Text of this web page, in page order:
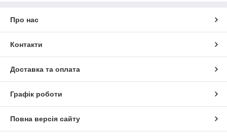
Про нас
Контакти
Доставка та оплата
Графік роботи
Повна версія сайту